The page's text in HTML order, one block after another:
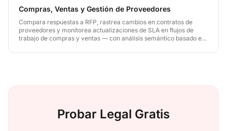
Compras, Ventas y Gestión de Proveedores
Compara respuestas a RFP, rastrea cambios en contratos de
proveedores y monitorea actualizaciones de SLA en flujos de
trabajo de compras y ventas — con análisis semántico basado en
precios al instante.
Probar Legal Gratis